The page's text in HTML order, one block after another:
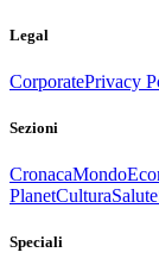
Legal
CorporatePrivacy
Sezioni
CronacaMondo
PlanetCulturaSalute
Speciali